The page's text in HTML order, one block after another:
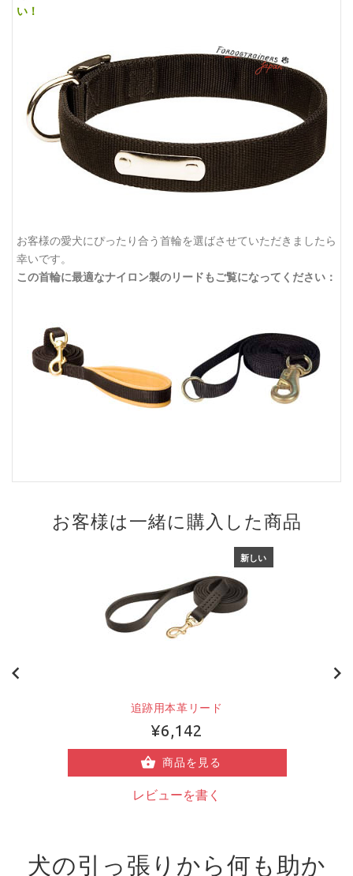
い！
お客様の愛犬にぴったり合う首輪を選ばさせていただきましたら
幸いです。
この首輪に最適なナイロン製のリードもご覧になってください：
お客様は一緒に購入した商品
新しい
追跡用本革リード
¥6,142
商品を見る
レビューを書く
犬の引っ張りから何も助か